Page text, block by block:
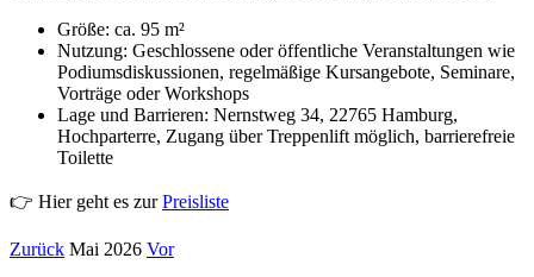
Größe: ca. 95 m²
Nutzung: Geschlossene oder öffentliche Veranstaltungen wie
Podiumsdiskussionen, regelmäßige Kursangebote, Seminare,
Vorträge oder Workshops
Lage und Barrieren: Nernstweg 34, 22765 Hamburg,
Hochparterre, Zugang über Treppenlift möglich, barrierefreie
Toilette
👉 Hier geht es zurPreisliste
Zurück Mai 2026 Vor